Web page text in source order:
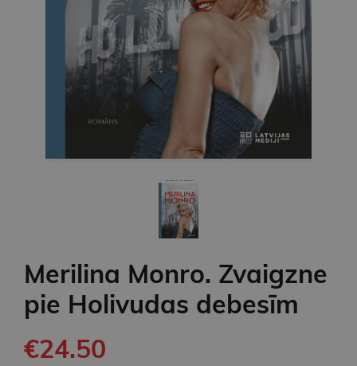
Merilina Monro. Zvaigzne
pie Holivudas debesīm
€24.50